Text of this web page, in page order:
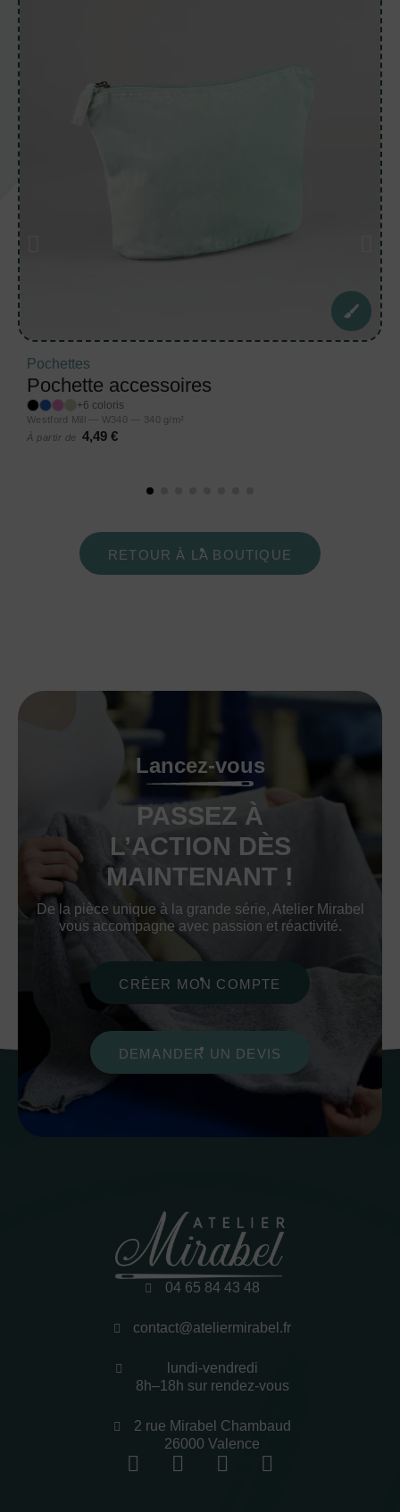
Pochettes
Pochette accessoires
+6 coloris
Westford Mill — W340 — 340 g/m²
À partir de
4,49 €
RETOUR À LA BOUTIQUE
Lancez-vous
PASSEZ À
L’ACTION DÈS
MAINTENANT !
De la pièce unique à la grande série, Atelier Mirabel
vous accompagne avec passion et réactivité.
CRÉER MON COMPTE
DEMANDER UN DEVIS
04 65 84 43 48
contact@ateliermirabel.fr
lundi-vendredi
8h–18h sur rendez-vous
2 rue Mirabel Chambaud
26000 Valence